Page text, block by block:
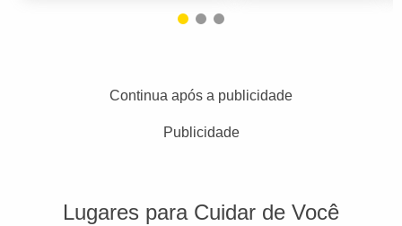
Continua após a publicidade
Publicidade
Lugares para Cuidar de Você